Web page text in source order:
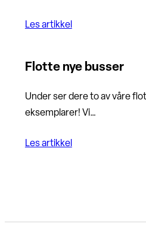
Les artikkel
Flotte nye busser
Under ser dere to av våre
eksemplarer! Vi…
Les artikkel